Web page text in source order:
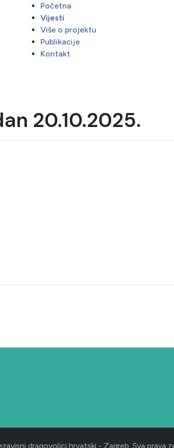
Početna
Vijesti
Više o projektu
Publikacije
Kontakt
20.10.2025.
dragovoljci hrvatski - Zagreb. Sva prava